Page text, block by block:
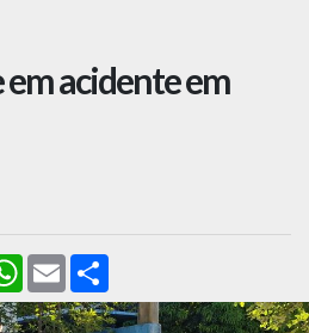
acidente em
WhatsApp
Email